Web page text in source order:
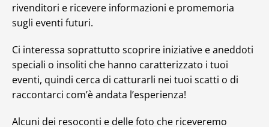
rivenditori e ricevere informazioni e promemoria
sugli eventi futuri.
Ci interessa soprattutto scoprire iniziative e aneddoti
speciali o insoliti che hanno caratterizzato i tuoi
eventi, quindi cerca di catturarli nei tuoi scatti o di
raccontarci com’è andata l’esperienza!
Alcuni dei resoconti e delle foto che riceveremo